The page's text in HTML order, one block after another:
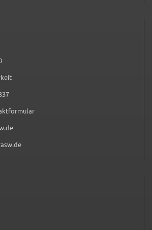
0 9 7 2 1 5 5 0
0 9 7 2 1 5 5 3 3 7
(öffnet in neuem Tab)
maps